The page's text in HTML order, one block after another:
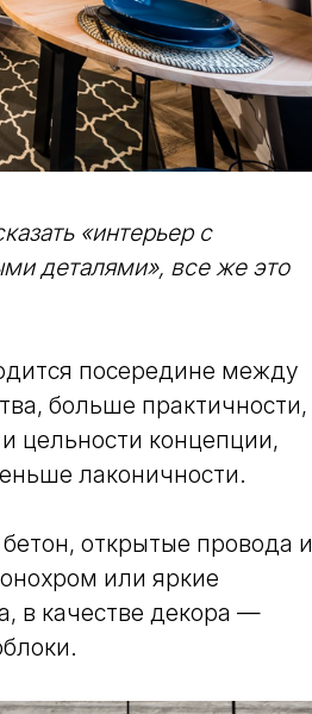
«интерьер с
деталями», все же это
посередине между
больше практичности,
цельности концепции,
лаконичности.
открытые провода и
или яркие
в качестве декора —